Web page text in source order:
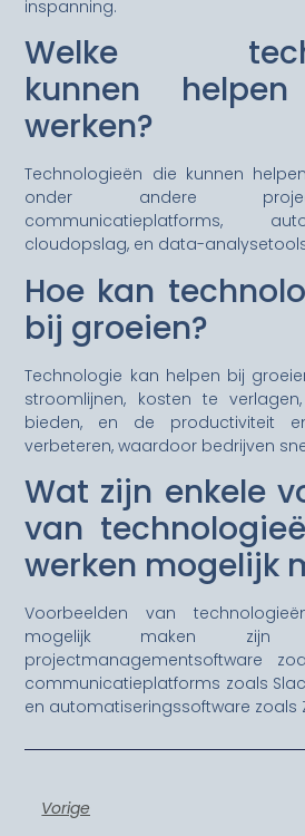
inspanning.
Welke
kunnen
werken?
Technologieën die kunnen
onder andere
communicatieplatforms,
cloudopslag, en data-
Hoe kan
bij groeien?
Technologie kan helpen bij
stroomlijnen, kosten te
bieden, en de productiviteit
verbeteren, waardoor bedrijven
Wat zijn enkele
van
werken mogelijk
Voorbeelden van
mogelijk maken zijn
projectmanagementsoftware
communicatieplatforms zoals
en automatiseringssoftware zoals
Vorige